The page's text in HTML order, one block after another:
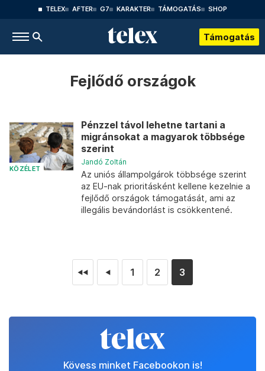
TELEX AFTER G7 KARAKTER TÁMOGATÁS SHOP
Támogatás
Fejlődő országok
KÖZÉLET
Pénzzel távol lehetne tartani a
migránsokat a magyarok többsége
szerint
Jandó Zoltán
Az uniós állampolgárok többsége szerint
az EU-nak prioritásként kellene kezelnie a
fejlődő országok támogatását, ami az
illegális bevándorlást is csökkentené.
◄◄ ◄ 1 2 3
Kövess minket Facebookon is!